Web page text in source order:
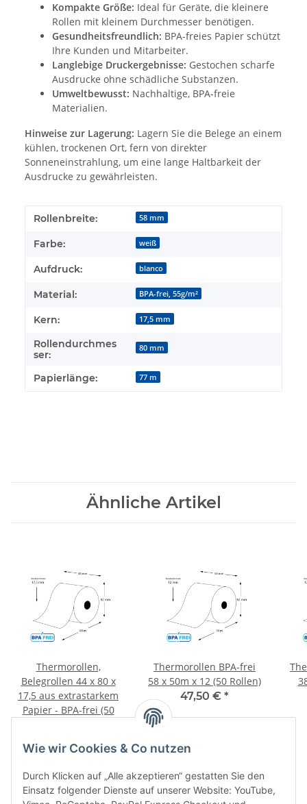
Kompakte Größe: Ideal für Geräte, die kleinere
Rollen mit kleinem Durchmesser benötigen.
Gesundheitsfreundlich: BPA-freies Papier schützt
Ihre Kunden und Mitarbeiter.
Langlebige Druckergebnisse: Gestochen scharfe
Ausdrucke ohne schädliche Substanzen.
Umweltbewusst: Nachhaltige, BPA-freie
Materialien.
Hinweise zur Lagerung: Lagern Sie die Belege an einem
kühlen, trockenen Ort, fern von direkter
Sonneneinstrahlung, um eine lange Haltbarkeit der
Ausdrucke zu gewährleisten.
Rollenbreite: 58 mm
Farbe: weiß
Aufdruck: blanco
Material: BPA-frei, 55g/m²
Kern: 17,5 mm
Rollendurchmes
ser:
80 mm
Papierlänge: 77 m
Ähnliche Artikel
Thermorollen,
Belegrollen 44 x 80 x
17,5 aus extrastarkem
Papier - BPA-frei (50
Thermorollen BPA-frei
58 x 50m x 12 (50 Rollen)
47,50 € *
Wie wir Cookies & Co nutzen
Durch Klicken auf „Alle akzeptieren“ gestatten Sie den
Einsatz folgender Dienste auf unserer Website: YouTube,